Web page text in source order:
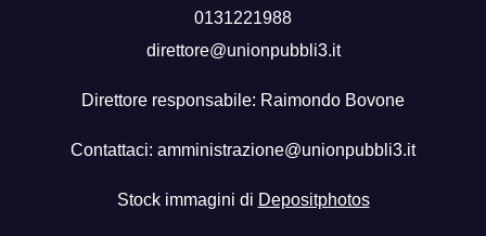
0131221988
direttore@unionpubbli3.it
Direttore responsabile: Raimondo Bovone
Contattaci: amministrazione@unionpubbli3.it
Stock immagini di Depositphotos